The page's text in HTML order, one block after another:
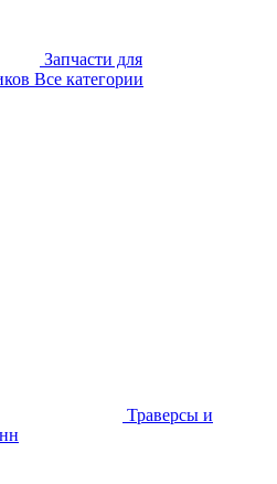
Запчасти для
Все категории
Траверсы и